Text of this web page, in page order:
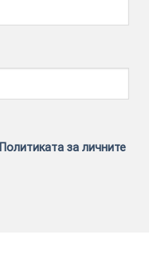
Политиката за личните